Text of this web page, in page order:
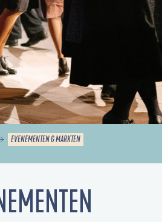
EVENEMENTEN & MARKTEN